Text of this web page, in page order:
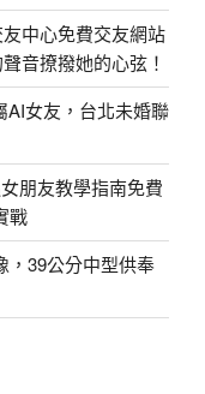
中心免費交友網站
音撩撥她的心弦！
AI女友，台北未婚聯
朋友教學指南免費
戰
，39公分中型供奉